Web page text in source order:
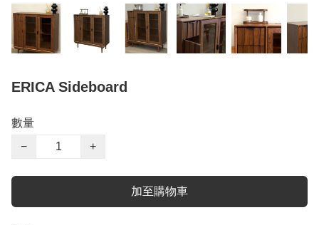
ERICA Sideboard
數量
−
+
加至購物車